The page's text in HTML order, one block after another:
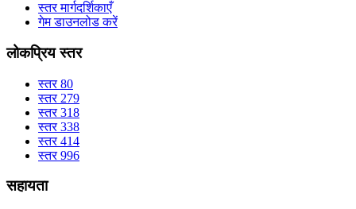
स्तर मार्गदर्शिकाएँ
गेम डाउनलोड करें
लोकप्रिय स्तर
स्तर 80
स्तर 279
स्तर 318
स्तर 338
स्तर 414
स्तर 996
सहायता